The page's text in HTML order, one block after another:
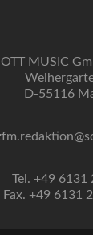
MUSIC
D-55116
Tel. +49 6131
Fax. +49 6131